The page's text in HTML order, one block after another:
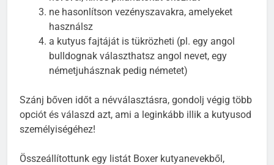
ne hasonlítson vezényszavakra, amelyeket
használsz
a kutyus fajtáját is tükrözheti (pl. egy angol
bulldognak választhatsz angol nevet, egy
németjuhásznak pedig németet)
Szánj bőven időt a névválasztásra, gondolj végig több
opciót és válaszd azt, ami a leginkább illik a kutyusod
személyiségéhez!
Összeállítottunk egy listát Boxer kutyanevekből,